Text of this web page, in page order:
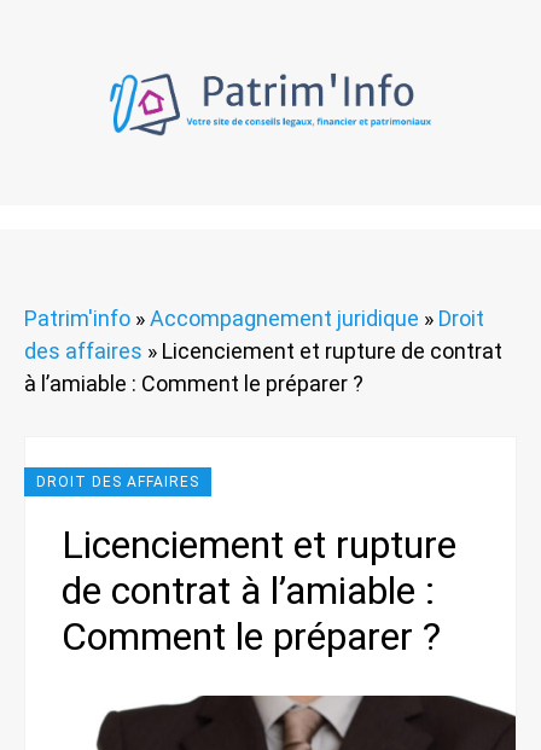
Patrim'info »Accompagnement juridique » Droit
des affaires » Licenciement et rupture de contrat
à l’amiable : Comment le préparer ?
DROIT DES AFFAIRES
Licenciement et rupture
de contrat à l’amiable :
Comment le préparer ?